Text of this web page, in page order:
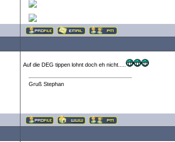
Auf die DEG tippen lohnt doch eh nicht.....
Gruß Stephan